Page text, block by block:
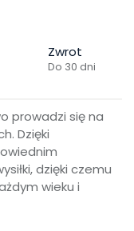
Zwrot
Do 30 dni
prowadzi się na
Dzięki
dzięki czemu
wieku i